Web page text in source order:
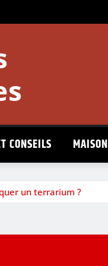
CONSEILS MAISON
un terrarium ?